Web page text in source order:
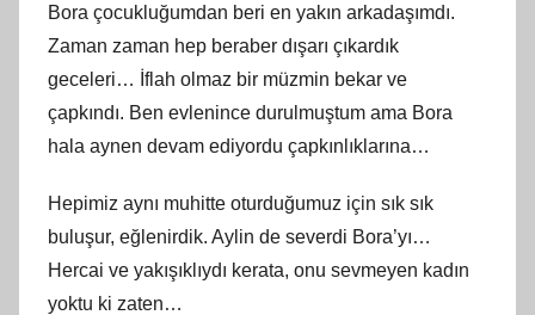
Bora çocukluğumdan beri en yakın arkadaşımdı.
Zaman zaman hep beraber dışarı çıkardık
geceleri… İflah olmaz bir müzmin bekar ve
çapkındı. Ben evlenince durulmuştum ama Bora
hala aynen devam ediyordu çapkınlıklarına…
Hepimiz aynı muhitte oturduğumuz için sık sık
buluşur, eğlenirdik. Aylin de severdi Bora’yı…
Hercai ve yakışıklıydı kerata, onu sevmeyen kadın
yoktu ki zaten…